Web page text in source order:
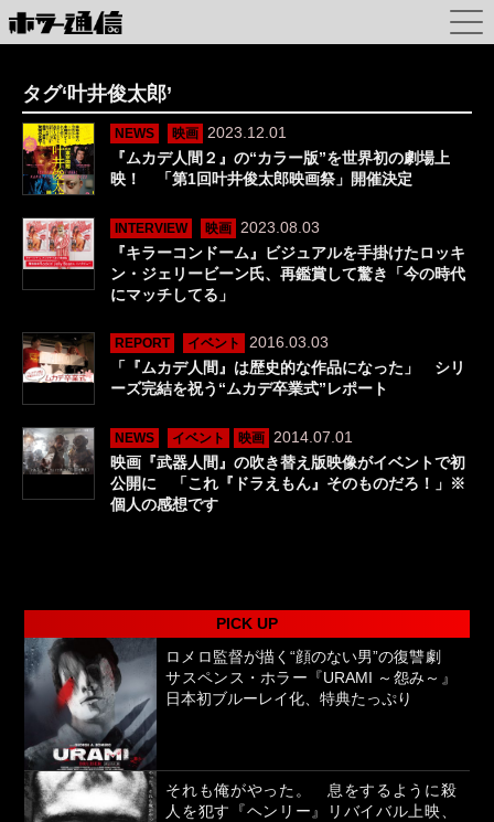
タグ‘叶井俊太郎’
NEWS 映画
2023.12.01
『ムカデ人間２』の“カラー版”を世界初の劇場上
映！ 「第1回叶井俊太郎映画祭」開催決定
INTERVIEW 映画
2023.08.03
『キラーコンドーム』ビジュアルを手掛けたロッキ
ン・ジェリービーン氏、再鑑賞して驚き「今の時代
にマッチしてる」
REPORT イベント
2016.03.03
「『ムカデ人間』は歴史的な作品になった」 シリ
ーズ完結を祝う“ムカデ卒業式”レポート
NEWS イベント 映画
2014.07.01
映画『武器人間』の吹き替え版映像がイベントで初
公開に 「これ『ドラえもん』そのものだろ！」※
個人の感想です
PICK UP
ロメロ監督が描く“顔のない男”の復讐劇
サスペンス・ホラー『URAMI ～怨み～』
日本初ブルーレイ化、特典たっぷり
それも俺がやった。 息をするように殺
人を犯す『ヘンリー』リバイバル上映、